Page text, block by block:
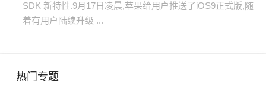
SDK 新特性.9月17日凌晨,苹果给用户推送了iOS9正式版,随
着有用户陆续升级 ...
热门专题